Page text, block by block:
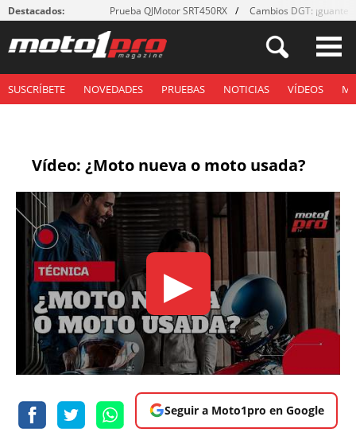
Destacados: Prueba QJMotor SRT450RX Cambios DGT: ¡guantes!
SUSCRÍBETE NOVEDADES PRUEBAS NOTICIAS VÍDEOS
Vídeo: ¿Moto nueva o moto usada?
▶
Seguir a Moto1pro en Google